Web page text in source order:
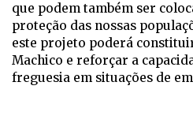
que podem também ser
proteção das nossas
este projeto poderá
Machico e reforçar a
freguesia em situações de